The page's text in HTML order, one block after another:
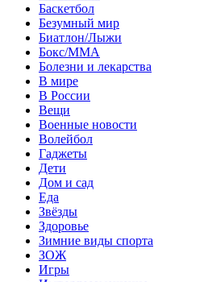
Баскетбол
Безумный мир
Биатлон/Лыжи
Бокс/MMA
Болезни и лекарства
В мире
В России
Вещи
Военные новости
Волейбол
Гаджеты
Дети
Дом и сад
Еда
Звёзды
Здоровье
Зимние виды спорта
ЗОЖ
Игры